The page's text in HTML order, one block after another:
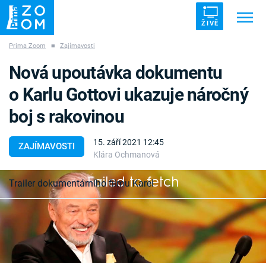
ŽIVĚ
ZÁHADY VETŘELCI DÁVNOVĚKU
Témata
Témata
Pořady
TV Program
Prima Zoom ■ Zajímavosti
ZAJÍMAVOSTI
15. září 2021 12:45
Klára Ochmanová
Nová upoutávka dokumentu
o Karlu Gottovi ukazuje náročný
boj s rakovinou
Failed to fetch
Trailer dokumentárního filmu Karel
Nový dokumentární film Karel nahlédne do
soukromí Karla Gotta s nebývalou otevřeností.